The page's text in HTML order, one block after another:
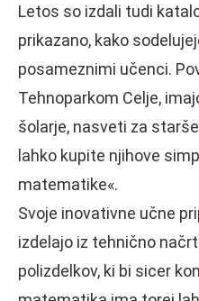
Letos so izdali tudi
prikazano, kako
posameznimi učenci.
Tehnoparkom Celje,
šolarje, nasveti za
lahko kupite njihove
matematike«.
Svoje inovativne učne
izdelajo iz tehnično
polizdelkov, ki bi sicer